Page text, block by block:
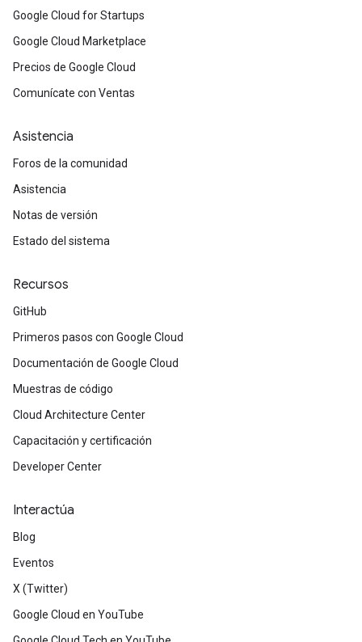
Google Cloud for Startups
Google Cloud Marketplace
Precios de Google Cloud
Comunícate con Ventas
Asistencia
Foros de la comunidad
Asistencia
Notas de versión
Estado del sistema
Recursos
GitHub
Primeros pasos con Google Cloud
Documentación de Google Cloud
Muestras de código
Cloud Architecture Center
Capacitación y certificación
Developer Center
Interactúa
Blog
Eventos
X (Twitter)
Google Cloud en YouTube